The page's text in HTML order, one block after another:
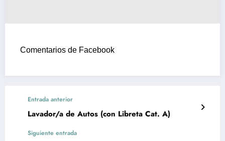
Comentarios de Facebook
Entrada anterior
Lavador/a de Autos (con Libreta Cat. A)
Siguiente entrada